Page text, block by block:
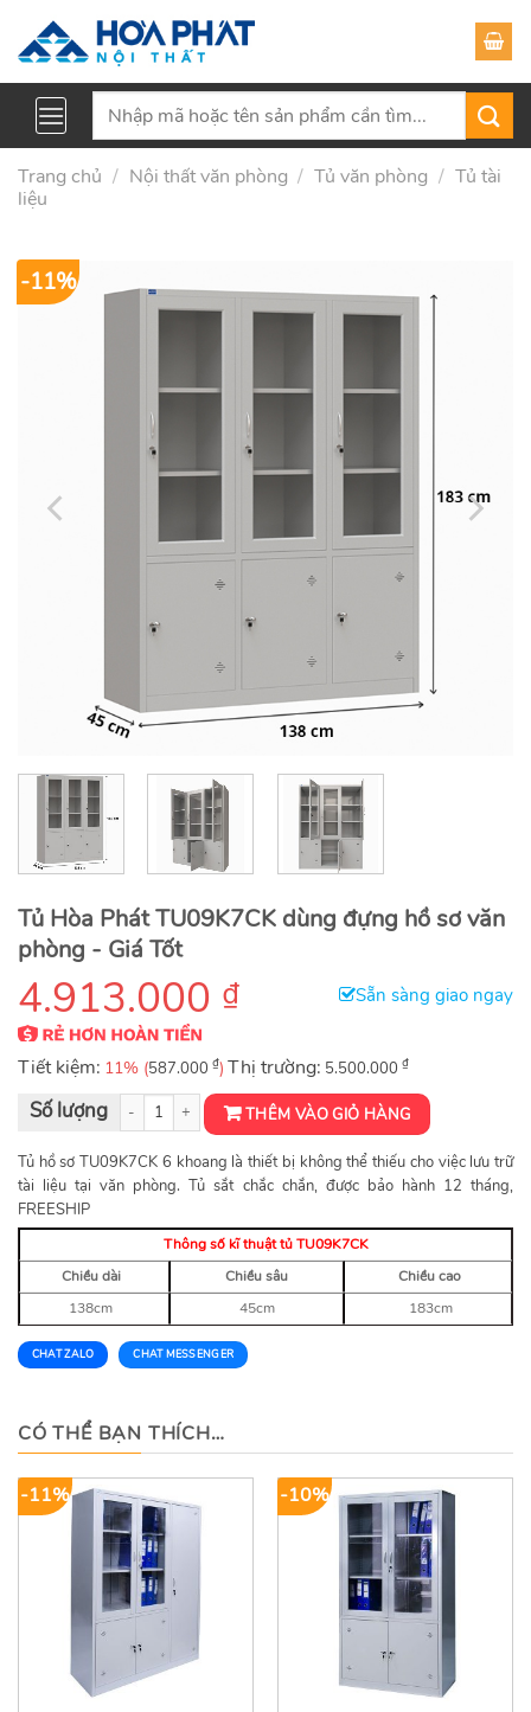
Tìm
Trang chủ / Nội thất văn phòng / Tủ văn phòng / Tủ tài
liệu
-11%
Tủ Hòa Phát TU09K7CK dùng đựng hồ sơ văn
phòng - Giá Tốt
4.913.000 ₫ Sẵn sàng giao ngay
Tiết kiệm: 11% (587.000 ₫) Thị trường: 5.500.000 ₫
Tủ Hồ Sơ Văn Phòng TU09K7CK số lượngTHÊM VÀO GIỎ HÀNG
Tủ hồ sơ TU09K7CK 6 khoang là thiết bị không thể thiếu cho việc lưu trữ
tài liệu tại văn phòng. Tủ sắt chắc chắn, được bảo hành 12 tháng,
FREESHIP
Thông số kĩ thuật tủ TU09K7CK
Chiều dài
Chiều sâu
Chiều cao
138cm
45cm 183cm
CHAT ZALO CHAT MESSENGER
CÓ THỂ BẠN THÍCH…
-11% -10%